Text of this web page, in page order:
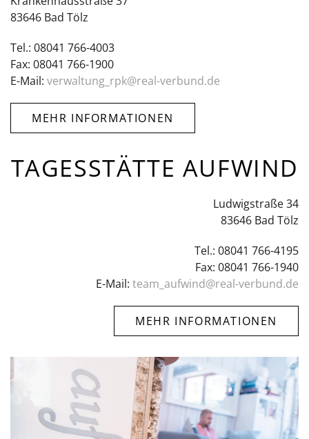
83646 Bad Tölz
Tel.: 08041 766-4003
Fax: 08041 766-1900
E-Mail: verwaltung_rpk@real-verbund.de
MEHR INFORMATIONEN
TAGESSTÄTTE AUFWIND
Ludwigstraße 34
83646 Bad Tölz
Tel.: 08041 766-4195
Fax: 08041 766-1940
E-Mail: team_aufwind@real-verbund.de
MEHR INFORMATIONEN